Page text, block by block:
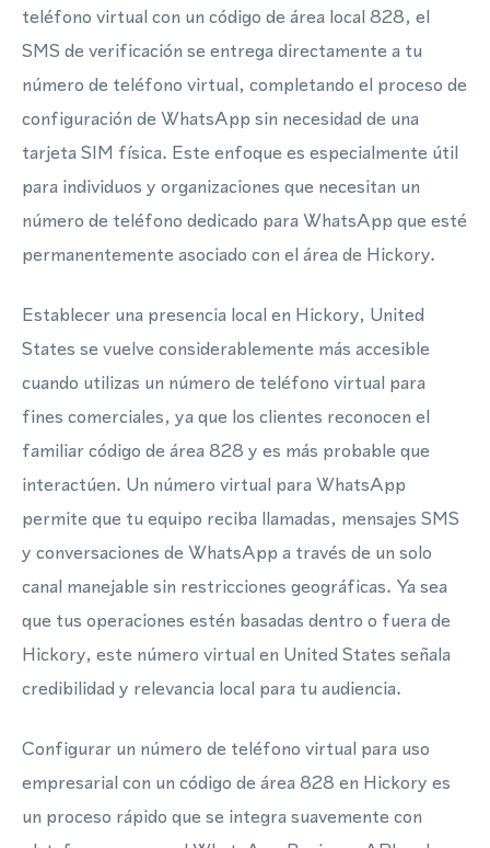
teléfono virtual con un código de área local 828, el
SMS de verificación se entrega directamente a tu
número de teléfono virtual, completando el proceso de
configuración de WhatsApp sin necesidad de una
tarjeta SIM física. Este enfoque es especialmente útil
para individuos y organizaciones que necesitan un
número de teléfono dedicado para WhatsApp que esté
permanentemente asociado con el área de Hickory.
Establecer una presencia local en Hickory, United
States se vuelve considerablemente más accesible
cuando utilizas un número de teléfono virtual para
fines comerciales, ya que los clientes reconocen el
familiar código de área 828 y es más probable que
interactúen. Un número virtual para WhatsApp
permite que tu equipo reciba llamadas, mensajes SMS
y conversaciones de WhatsApp a través de un solo
canal manejable sin restricciones geográficas. Ya sea
que tus operaciones estén basadas dentro o fuera de
Hickory, este número virtual en United States señala
credibilidad y relevancia local para tu audiencia.
Configurar un número de teléfono virtual para uso
empresarial con un código de área 828 en Hickory es
un proceso rápido que se integra suavemente con